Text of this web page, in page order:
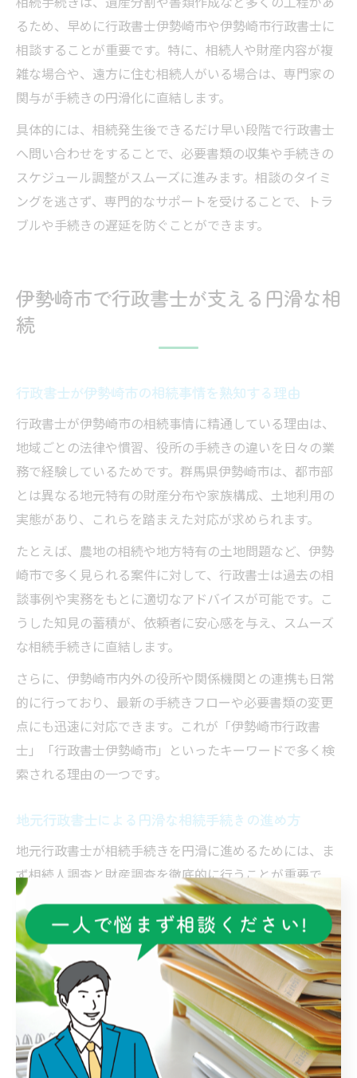
るため、早めに行政書士伊勢崎市や伊勢崎市行政書士に
相談することが重要です。特に、相続人や財産内容が複
雑な場合や、遠方に住む相続人がいる場合は、専門家の
関与が手続きの円滑化に直結します。
具体的には、相続発生後できるだけ早い段階で行政書士
へ問い合わせをすることで、必要書類の収集や手続きの
スケジュール調整がスムーズに進みます。相談のタイミ
ングを逃さず、専門的なサポートを受けることで、トラ
ブルや手続きの遅延を防ぐことができます。
伊勢崎市で行政書士が支える円滑な相
続
行政書士が伊勢崎市の相続事情を熟知する理由
行政書士が伊勢崎市の相続事情に精通している理由は、
地域ごとの法律や慣習、役所の手続きの違いを日々の業
務で経験しているためです。群馬県伊勢崎市は、都市部
とは異なる地元特有の財産分布や家族構成、土地利用の
実態があり、これらを踏まえた対応が求められます。
たとえば、農地の相続や地方特有の土地問題など、伊勢
崎市で多く見られる案件に対して、行政書士は過去の相
談事例や実務をもとに適切なアドバイスが可能です。こ
うした知見の蓄積が、依頼者に安心感を与え、スムーズ
な相続手続きに直結します。
さらに、伊勢崎市内外の役所や関係機関との連携も日常
的に行っており、最新の手続きフローや必要書類の変更
点にも迅速に対応できます。これが「伊勢崎市行政書
士」「行政書士伊勢崎市」といったキーワードで多く検
索される理由の一つです。
地元行政書士による円滑な相続手続きの進め方
地元行政書士が相続手続きを円滑に進めるためには、ま
ず相続人調査と財産調査を徹底的に行うことが重要で
す。戸籍謄本や住民票の収集、不動産や預貯金の確認な
ど、複数の書類を確実に揃えます。
また、伊勢崎市の役所や関係機関と直接やり取りするこ
とで、書類の不備や手続きの遅延リスクを最小限に抑え
ます。地元ならではのネットワークを活かし、申請から
完了までの流れを見通して対応できるのが強みです。
実際に「行政書士伊勢崎」や「伊勢崎行政書士」への相